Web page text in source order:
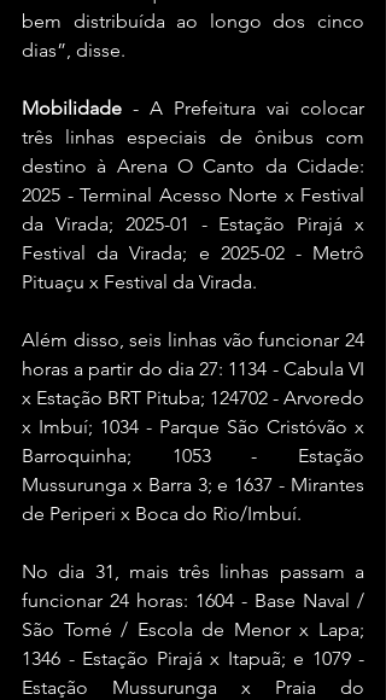
bem distribuída ao longo dos cinco
dias”, disse.
Mobilidade - A Prefeitura vai colocar
três linhas especiais de ônibus com
destino à Arena O Canto da Cidade:
2025 - Terminal Acesso Norte x Festival
da Virada; 2025-01 - Estação Pirajá x
Festival da Virada; e 2025-02 - Metrô
Pituaçu x Festival da Virada.
Além disso, seis linhas vão funcionar 24
horas a partir do dia 27: 1134 - Cabula VI
x Estação BRT Pituba; 124702 - Arvoredo
x Imbuí; 1034 - Parque São Cristóvão x
Barroquinha; 1053 - Estação
Mussurunga x Barra 3; e 1637 - Mirantes
de Periperi x Boca do Rio/Imbuí.
No dia 31, mais três linhas passam a
funcionar 24 horas: 1604 - Base Naval /
São Tomé / Escola de Menor x Lapa;
1346 - Estação Pirajá x Itapuã; e 1079 -
Estação Mussurunga x Praia do